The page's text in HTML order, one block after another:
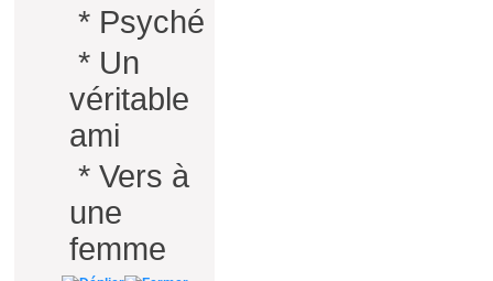
* Psyché
* Un
véritable
ami
* Vers à
une
femme